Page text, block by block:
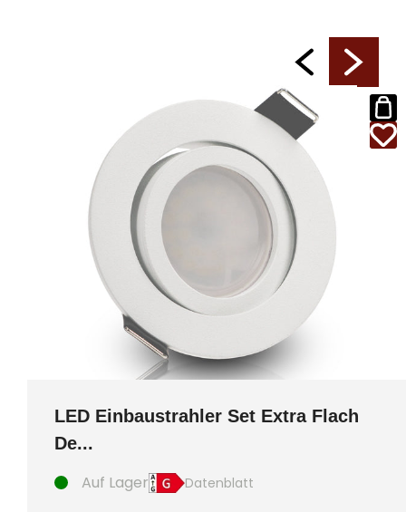
LED Einbaustrahler Set Extra Flach
De...
Auf Lager Datenblatt